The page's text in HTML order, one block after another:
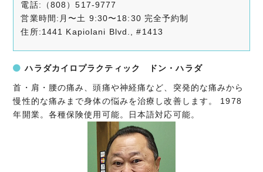
電話:（808）517-9777
営業時間:月〜土 9:30〜18:30 完全予約制
住所:1441 Kapiolani Blvd., #1413
ハラダカイロプラクティック ドン・ハラダ
首・肩・腰の痛み、頭痛や神経痛など、突発的な痛みから
慢性的な痛みまで身体の悩みを治療し改善します。 1978
年開業。各種保険使用可能。日本語対応可能。